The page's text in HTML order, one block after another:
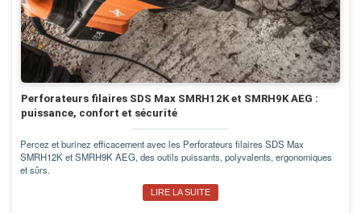
Perforateurs filaires SDS Max SMRH12K et SMRH9K AEG :
puissance, confort et sécurité
Percez et burinez efficacement avec les Perforateurs filaires SDS Max
SMRH12K et SMRH9K AEG, des outils puissants, polyvalents, ergonomiques
et sûrs.
LIRE LA SUITE